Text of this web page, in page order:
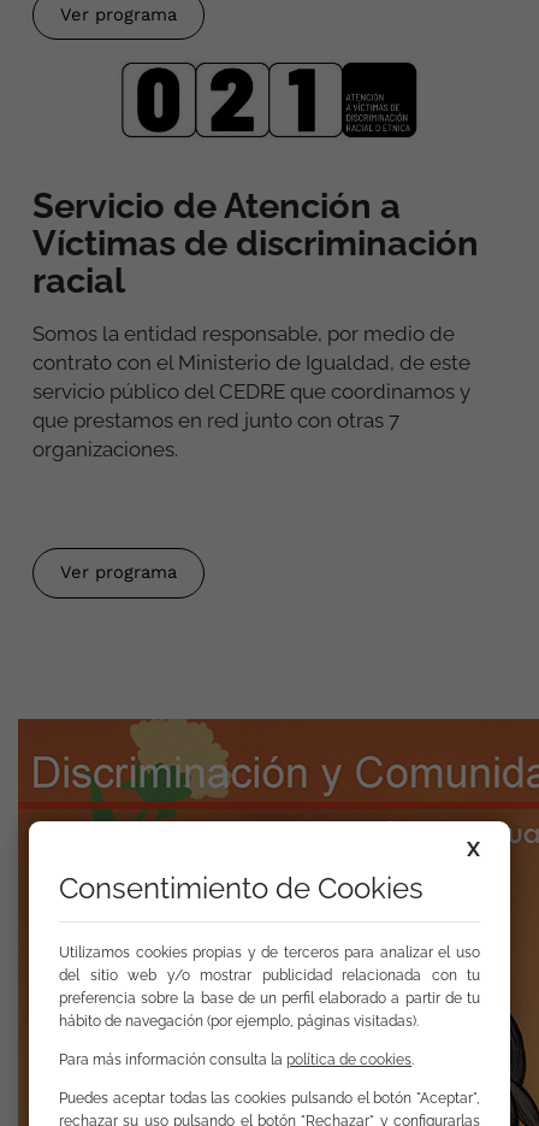
Ver programa
Servicio de Atención a
Víctimas de discriminación
racial
Somos la entidad responsable, por medio de
contrato con el Ministerio de Igualdad, de este
servicio público del CEDRE que coordinamos y
que prestamos en red junto con otras 7
organizaciones.
Ver programa
X
Consentimiento de Cookies
Utilizamos cookies propias y de terceros para analizar el uso
del sitio web y/o mostrar publicidad relacionada con tu
preferencia sobre la base de un perfil elaborado a partir de tu
hábito de navegación (por ejemplo, páginas visitadas).
Para más información consulta la política de cookies.
Puedes aceptar todas las cookies pulsando el botón "Aceptar",
rechazar su uso pulsando el botón "Rechazar" y configurarlas